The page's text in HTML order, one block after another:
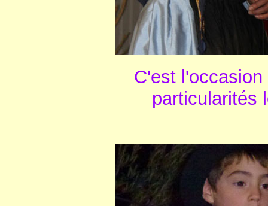
C'est
particularités